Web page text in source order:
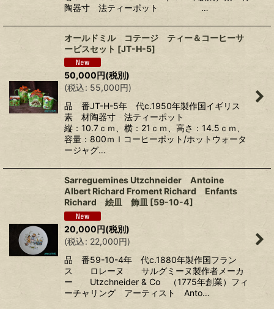
陶器寸 法ティーポット …
オールドミル コテージ ティー＆コーヒーサ
ービスセット [JT-H-5]
50,000円(税別)
(税込: 55,000円)
品 番JT-H-5年 代c.1950年製作国イギリス
素 材陶器寸 法ティーポット
縦：10.7ｃｍ、横：21ｃｍ、高さ：14.5ｃｍ、
容量：800ｍｌコーヒーポット/ホットウォータ
ージャグ…
Sarreguemines Utzchneider Antoine
Albert Richard Froment Richard Enfants
Richard 絵皿 飾皿 [59-10-4]
20,000円(税別)
(税込: 22,000円)
品 番59-10-4年 代c.1880年製作国フラン
ス ロレーヌ サルグミーヌ製作者メーカ
ー Utzchneider & Co （1775年創業）フィ
ーチャリング アーティスト Anto…